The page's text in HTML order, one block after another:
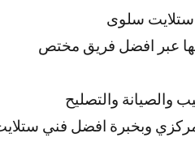
ستلايت سلوى
عبر افضل فريق مختص
والصيانة والتصليح
وبخبرة افضل فني